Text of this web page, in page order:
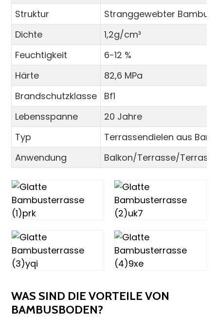
Struktur
Stranggewebter Bambus
Dichte
1,2g/cm³
Feuchtigkeit
6-12 %
Härte
82,6 MPa
Brandschutzklasse
Bf1
Lebensspanne
20 Jahre
Typ
Terrassendielen aus
Anwendung
Balkon/Terrasse/
WAS SIND DIE VORTEILE VON
BAMBUSBODEN?